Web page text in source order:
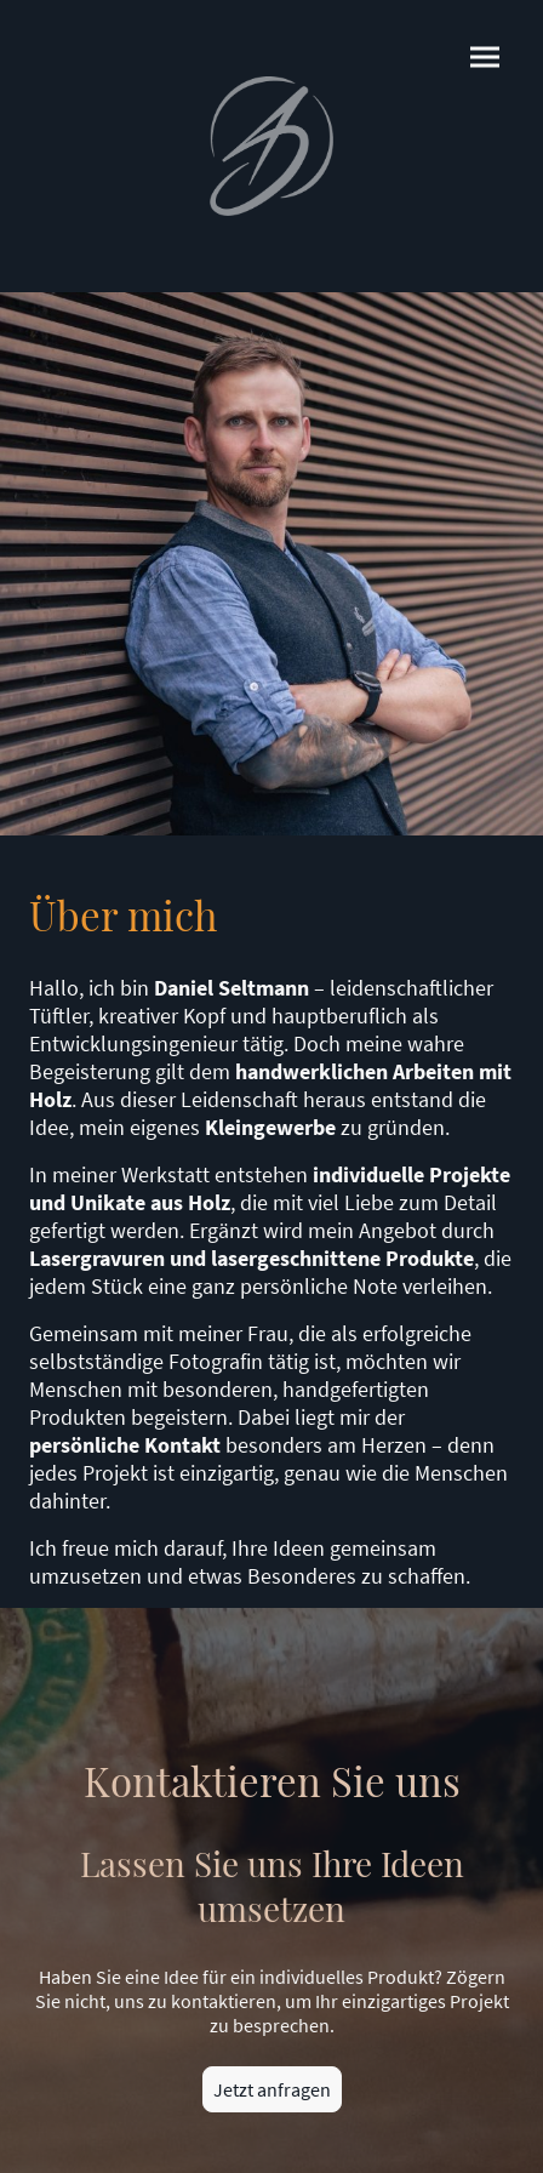
Über mich
Hallo, ich bin Daniel Seltmann– leidenschaftlicher
Tüftler, kreativer Kopf und hauptberuflich als
Entwicklungsingenieur tätig. Doch meine wahre
Begeisterung gilt dem handwerklichen Arbeiten mit
Holz. Aus dieser Leidenschaft heraus entstand die
Idee, mein eigenes Kleingewerbezu gründen.
In meiner Werkstatt entstehen individuelle Projekte
und Unikate aus Holz, die mit viel Liebe zum Detail
gefertigt werden. Ergänzt wird mein Angebot durch
Lasergravuren und lasergeschnittene Produkte, die
jedem Stück eine ganz persönliche Note verleihen.
Gemeinsam mit meiner Frau, die als erfolgreiche
selbstständige Fotografin tätig ist, möchten wir
Menschen mit besonderen, handgefertigten
Produkten begeistern. Dabei liegt mir der
persönliche Kontakt besonders am Herzen – denn
jedes Projekt ist einzigartig, genau wie die Menschen
dahinter.
Ich freue mich darauf, Ihre Ideen gemeinsam
umzusetzen und etwas Besonderes zu schaffen.
Kontaktieren Sie uns
Lassen Sie uns Ihre Ideen
umsetzen
Haben Sie eine Idee für ein individuelles Produkt? Zögern
Sie nicht, uns zu kontaktieren, um Ihr einzigartiges Projekt
zu besprechen.
Jetzt anfragen